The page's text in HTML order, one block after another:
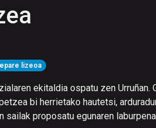
lizeoa
ekitaldia ospatu zen Urruñan.
bi herrietako hautetsi,
proposatu egunaren